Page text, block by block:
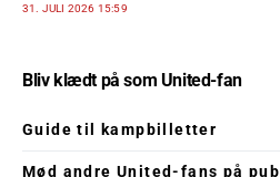
31. JULI 2026 15:59
Bliv klædt på som United-fan
Guide til kampbilletter
Mød andre United-fans på pub